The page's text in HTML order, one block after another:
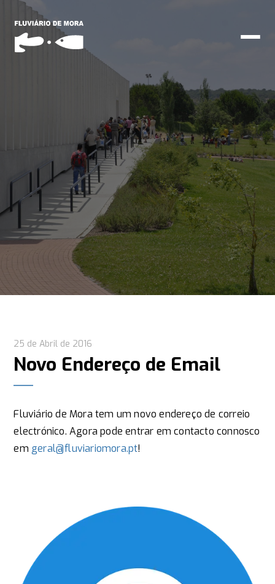
25 de Abril de 2016
Novo Endereço de Email
Fluviário de Mora tem um novo endereço de correio
electrónico. Agora pode entrar em contacto connosco
em geral@fluviariomora.pt!